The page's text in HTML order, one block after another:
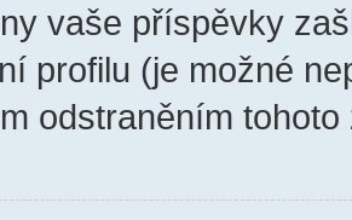
vaše příspěvky
profilu (je možné
odstraněním